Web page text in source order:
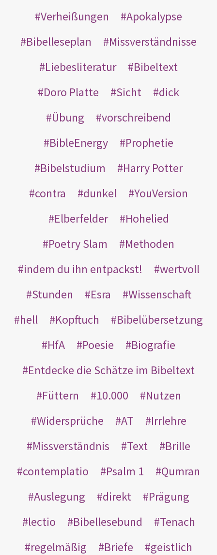
Verheißungen
Apokalypse
Bibelleseplan
Missverständnisse
Liebesliteratur
Bibeltext
Doro Platte
Sicht
dick
Übung
vorschreibend
BibleEnergy
Prophetie
Bibelstudium
Harry Potter
contra
dunkel
YouVersion
Elberfelder
Hohelied
Poetry Slam
Methoden
indem du ihn entpackst!
wertvoll
Stunden
Esra
Wissenschaft
hell
Kopftuch
Bibelübersetzung
HfA
Poesie
Biografie
Entdecke die Schätze im Bibeltext
Füttern
10.000
Nutzen
Widersprüche
AT
Irrlehre
Missverständnis
Text
Brille
contemplatio
Psalm 1
Qumran
Auslegung
direkt
Prägung
lectio
Bibellesebund
Tenach
regelmäßig
Briefe
geistlich